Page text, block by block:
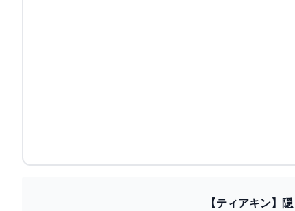
【ティアキン】